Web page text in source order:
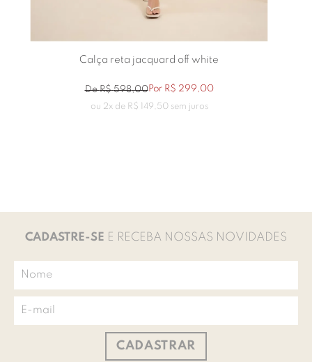
Calça reta jacquard off white
DeR$ 598,00Por R$ 299,00
ou 2x de R$ 149 50sem juros
CADASTRE-SE E RECEBA NOSSAS NOVIDADES
CADASTRAR